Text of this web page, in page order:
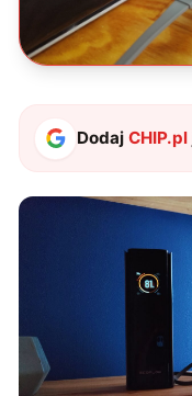
DodajCHIP.pl